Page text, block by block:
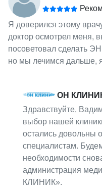
Я доверился этому
доктор осмотрел меня,
посоветовал сделать
но мы лечимся дальше,
ОН
Здравствуйте,
выбор нашей
остались довольны
специалистам.
необходимости
администрация
КЛИНИК».